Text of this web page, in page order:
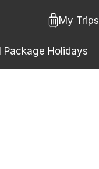
My Trips
Package Holidays